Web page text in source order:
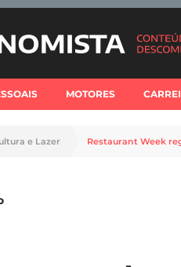
MOTORES
e Lazer Restaurant Week